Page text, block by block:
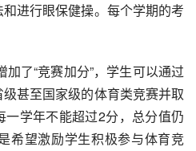
进行眼保健操。每个学期的考
了“竞赛加分”，学生可以通过
甚至国家级的体育类竞赛并取
学年不能超过2分，总分值仍
希望激励学生积极参与体育竞